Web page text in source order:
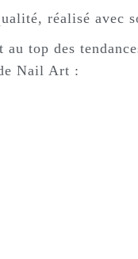
réalisé avec
top des
Nail Art :